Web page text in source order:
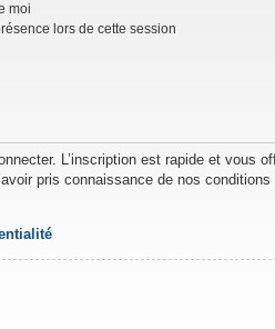
moi
lors de cette session
L’inscription est rapide et vous
pris connaissance de nos